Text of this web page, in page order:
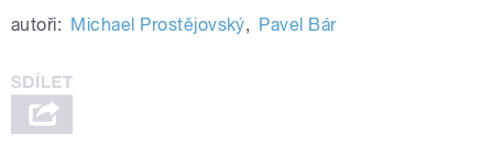
autoři: Michael Prostějovský, Pavel Bár